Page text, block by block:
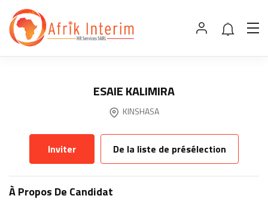
ESAIE KALIMIRA
KINSHASA
Inviter De la liste de présélection
À Propos De Candidat